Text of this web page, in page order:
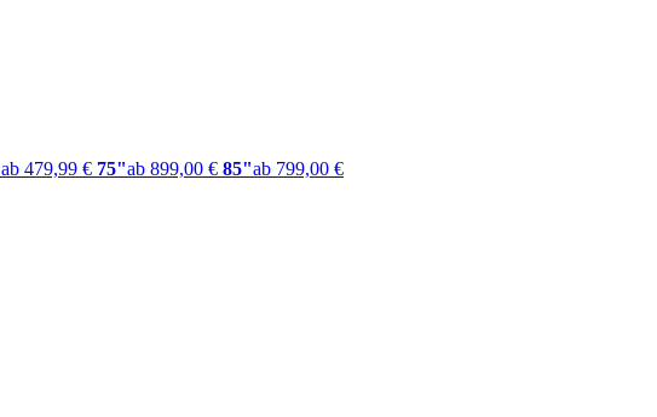
ab 479,99 € 75"ab 899,00 € 85"ab 799,00 €